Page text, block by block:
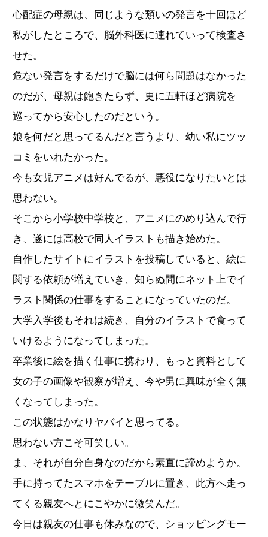
心配症の母親は、同じような類いの発言を十回ほど
私がしたところで、脳外科医に連れていって検査さ
せた。
危ない発言をするだけで脳には何ら問題はなかった
のだが、母親は飽きたらず、更に五軒ほど病院を
巡ってから安心したのだという。
娘を何だと思ってるんだと言うより、幼い私にツッ
コミをいれたかった。
今も女児アニメは好んでるが、悪役になりたいとは
思わない。
そこから小学校中学校と、アニメにのめり込んで行
き、遂には高校で同人イラストも描き始めた。
自作したサイトにイラストを投稿していると、絵に
関する依頼が増えていき、知らぬ間にネット上でイ
ラスト関係の仕事をすることになっていたのだ。
大学入学後もそれは続き、自分のイラストで食って
いけるようになってしまった。
卒業後に絵を描く仕事に携わり、もっと資料として
女の子の画像や観察が増え、今や男に興味が全く無
くなってしまった。
この状態はかなりヤバイと思ってる。
思わない方こそ可笑しい。
ま、それが自分自身なのだから素直に諦めようか。
手に持ってたスマホをテーブルに置き、此方へ走っ
てくる親友へとにこやかに微笑んだ。
今日は親友の仕事も休みなので、ショッピングモー